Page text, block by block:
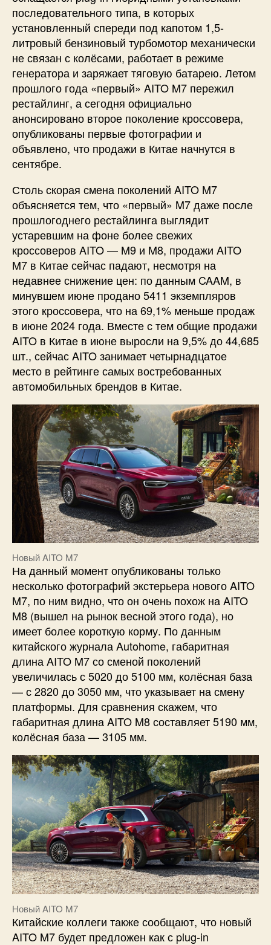
последовательного типа, в которых
установленный спереди под капотом 1,5-
литровый бензиновый турбомотор механически
не связан с колёсами, работает в режиме
генератора и заряжает тяговую батарею. Летом
прошлого года «первый» AITO M7 пережил
рестайлинг, а сегодня официально
анонсировано второе поколение кроссовера,
опубликованы первые фотографии и
объявлено, что продажи в Китае начнутся в
сентябре.
Столь скорая смена поколений AITO M7
объясняется тем, что «первый» M7 даже после
прошлогоднего рестайлинга выглядит
устаревшим на фоне более свежих
кроссоверов AITO — M9 и M8, продажи AITO
M7 в Китае сейчас падают, несмотря на
недавнее снижение цен: по данным CAAM, в
минувшем июне продано 5411 экземпляров
этого кроссовера, что на 69,1% меньше продаж
в июне 2024 года. Вместе с тем общие продажи
AITO в Китае в июне выросли на 9,5% до 44,685
шт., сейчас AITO занимает четырнадцатое
место в рейтинге самых востребованных
автомобильных брендов в Китае.
Новый AITO M7
На данный момент опубликованы только
несколько фотографий экстерьера нового AITO
M7, по ним видно, что он очень похож на AITO
M8 (вышел на рынок весной этого года), но
имеет более короткую корму. По данным
китайского журнала Autohome, габаритная
длина AITO M7 со сменой поколений
увеличилась с 5020 до 5100 мм, колёсная база
— с 2820 до 3050 мм, что указывает на смену
платформы. Для сравнения скажем, что
габаритная длина AITO M8 составляет 5190 мм,
колёсная база — 3105 мм.
Новый AITO M7
Китайские коллеги также сообщают, что новый
AITO M7 будет предложен как с plug-in